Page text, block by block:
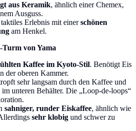
aus Keramik, ähnlich einer Chemex,
Ausguss.
Erlebnis mit einerschönen
am Henkel.
von Yama
Kaffee im Kyoto-Stil. Benötigt Eis
der oberen Kammer.
sehr langsam durch den Kaffee und
im unteren Behälter. Die „Loop-de-loops“
sahniger, runder Eiskaffee, ähnlich wie
sehr klobig und schwer zu